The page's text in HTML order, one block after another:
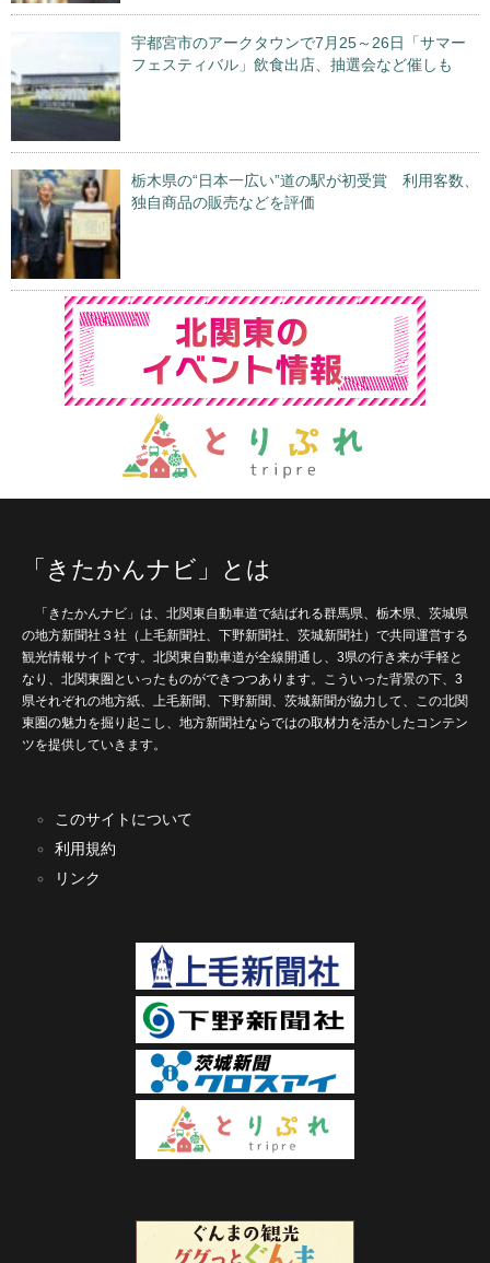
宇都宮市のアークタウンで7月25～26日「サマー
フェスティバル」飲食出店、抽選会など催しも
栃木県の“日本一広い”道の駅が初受賞 利用客数、
独自商品の販売などを評価
「きたかんナビ」とは
「きたかんナビ」は、北関東自動車道で結ばれる群馬県、栃木県、茨城県
の地方新聞社３社（上毛新聞社、下野新聞社、茨城新聞社）で共同運営する
観光情報サイトです。北関東自動車道が全線開通し、3県の行き来が手軽と
なり、北関東圏といったものができつつあります。こういった背景の下、3
県それぞれの地方紙、上毛新聞、下野新聞、茨城新聞が協力して、この北関
東圏の魅力を掘り起こし、地方新聞社ならではの取材力を活かしたコンテン
ツを提供していきます。
このサイトについて
利用規約
リンク